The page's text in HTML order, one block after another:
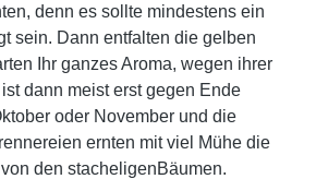
denn es sollte mindestens ein
sein. Dann entfalten die gelben
Ihr ganzes Aroma, wegen ihrer
dann meist erst gegen Ende
oder November und die
ernten mit viel Mühe die
den stacheligenBäumen.